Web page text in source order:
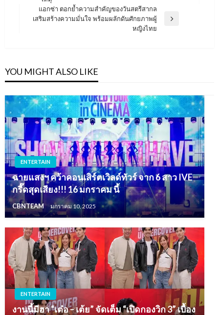
Next
แอกซ่า ตอกย้ำความสำคัญของวันสตรีสากล
เสริมสร้างความมั่นใจ พร้อมผลักดันศักยภาพผู้
หญิงไทย
YOU MIGHT ALSO LIKE
ENTERTAIN
ฉายแสงฯ คว้าคอนเสิร์ตเวิลด์ทัวร์ จาก 6 สาว IVE
กรี๊ดสุดเสียง!!! 16 มกราคม นี้
CBNTEAM มกราคม 10, 2025
ENTERTAIN
งานนี้มีฮา “เต๋อ – เต้ย” จัดเต็ม “เปิดกองวิก 3” เบื้อง